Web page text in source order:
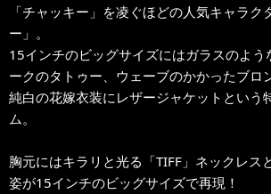
「チャッキー」を凌ぐほどの人気キャラク
ー」。
15インチのビッグサイズにはガラスのよう
ークのタトゥー、ウェーブのかかったブロ
純白の花嫁衣装にレザージャケットという
ム。
胸元にはキラリと光る「TIFF」ネックレス
姿が15インチのビッグサイズで再現！